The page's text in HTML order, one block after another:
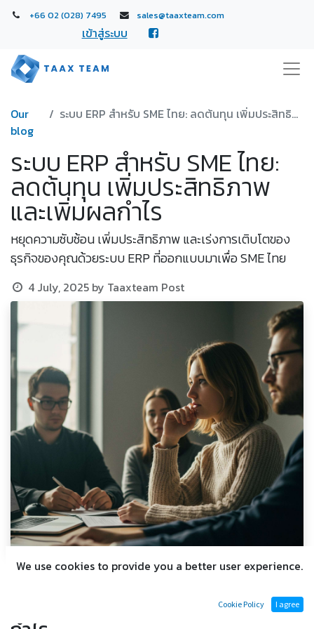
+66 02 (028) 7495 sales@taaxteam.com
เข้าสู่ระบบ
Our
blog
ระบบ ERP สำหรับ SME ไทย: ลดต้นทุน เพิ่มประสิทธิภาพ และเพิ่มผลกำไร
ระบบ ERP สำหรับ SME ไทย:
ลดต้นทุน เพิ่มประสิทธิภาพ
และเพิ่มผลกำไร
หยุดความซับซ้อน เพิ่มประสิทธิภาพ และเร่งการเติบโตของ
ธุรกิจของคุณด้วยระบบ ERP ที่ออกแบบมาเพื่อ SME ไทย
4 July, 2025 by Taaxteam Post
ระบบ ERP สำหรับ SME ไทย: ลด
ต้นทุน เพิ่มประสิทธิภาพ และเพิ่มผล
We use cookies to provide you a better user experience.
Cookie Policy I agree